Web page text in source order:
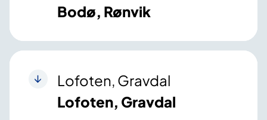
Bodø, Rønvik
Lofoten, Gravdal
Lofoten, Gravdal